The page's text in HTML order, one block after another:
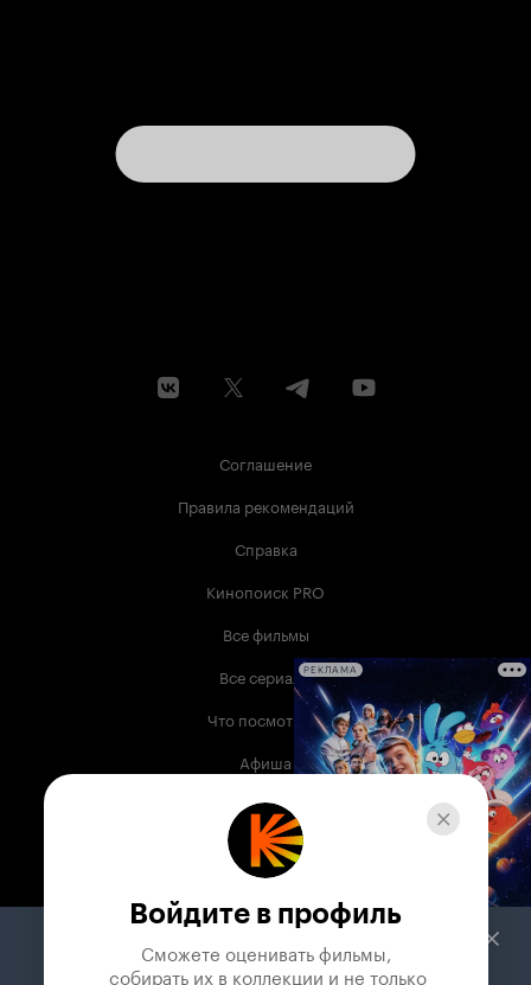
Соглашение
Правила рекомендаций
Справка
Кинопоиск PRO
Все фильмы
Все сериалы
Что посмотреть
Афиша
Музыка
Телепрограмма
Служба поддержки
РЕКЛАМА
Войдите в профиль
Сможете оценивать фильмы,
собирать их в коллекции и не только